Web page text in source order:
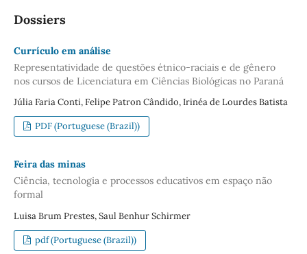
Dossiers
Currículo em análise
Representatividade de questões étnico-raciais e de gênero
nos cursos de Licenciatura em Ciências Biológicas no Paraná
Júlia Faria Conti, Felipe Patron Cândido, Irinéa de Lourdes Batista
PDF (Portuguese (Brazil))
Feira das minas
Ciência, tecnologia e processos educativos em espaço não
formal
Luisa Brum Prestes, Saul Benhur Schirmer
pdf (Portuguese (Brazil))